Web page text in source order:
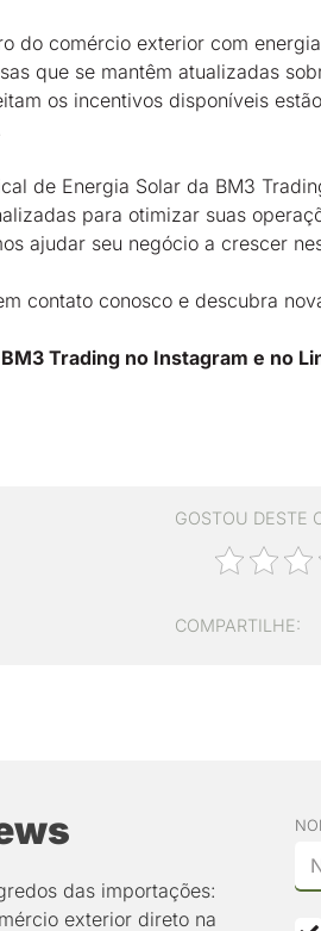
do comércio exterior com
que se mantêm atualizadas
os incentivos disponíveis
de Energia Solar da BM3
para otimizar suas
ajudar seu negócio a crescer
contato conosco e descubra
BM3 Trading no Instagram e no
GOSTOU DESTE
COMPARTILHE:
das importações:
exterior direto na